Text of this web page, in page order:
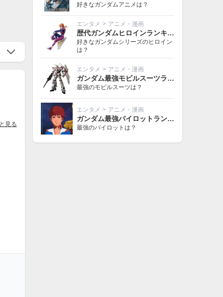
見る
好きなガンダムアニメは？
エンタメ > アニメ・漫画
歴代ガンダムヒロインランキング
好きなガンダムシリーズのヒロイン
は？
エンタメ > アニメ・漫画
ガンダム最強モビルスーツランキング
最強のモビルスーツは？
エンタメ > アニメ・漫画
ガンダム最強パイロットランキング
最強のパイロットは？